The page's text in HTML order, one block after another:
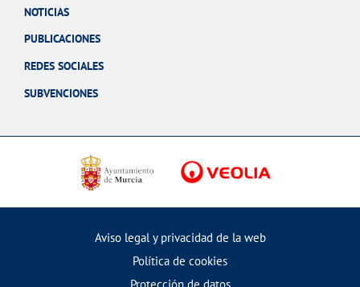
NOTICIAS
PUBLICACIONES
REDES SOCIALES
SUBVENCIONES
Aviso legal y privacidad de la web
Política de cookies